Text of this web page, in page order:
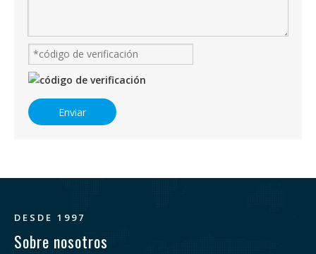
Enviar
DESDE 1997
Sobre nosotros